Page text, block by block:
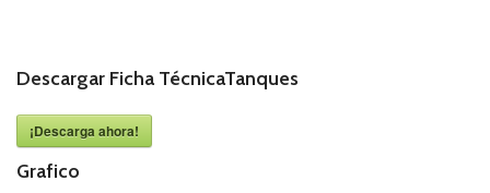
Descargar Ficha TécnicaTanques
¡Descarga ahora!
Grafico